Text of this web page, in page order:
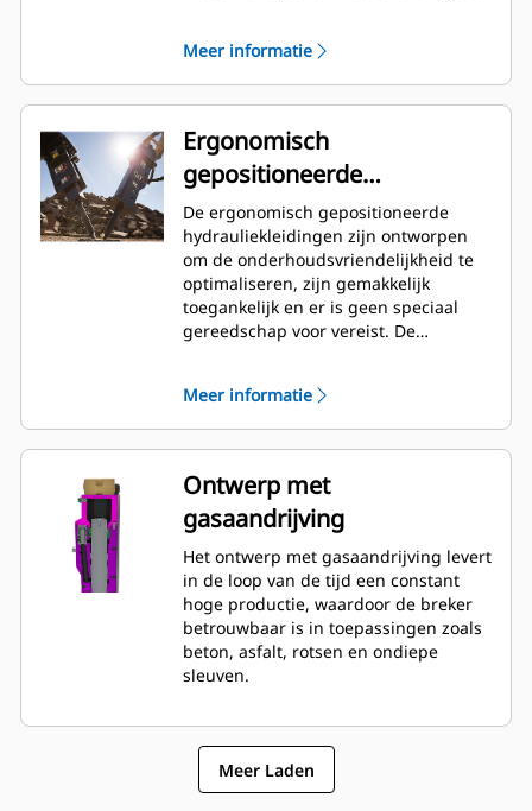
het repareren van nutsvoorzieningen.
Meer informatie
Ergonomisch
gepositioneerde
hydrauliekleidingen
De ergonomisch gepositioneerde
hydrauliekleidingen zijn ontworpen
om de onderhoudsvriendelijkheid te
optimaliseren, zijn gemakkelijk
toegankelijk en er is geen speciaal
gereedschap voor vereist. De
vuil tijdens botsingen en biedt plaats
aan gereedschappen voor
onderhouds- en
reparatiewerkzaamheden. De
hydrauliekleidingen en tegendruk
kunnen worden gecontroleerd en
geladen terwijl de breker op de
machine is gemonteerd, zodat de
toestand van de breker snel kan
worden gecontroleerd.
Meer informatie
Ontwerp met
gasaandrijving
Het ontwerp met gasaandrijving levert
in de loop van de tijd een constant
hoge productie, waardoor de breker
betrouwbaar is in toepassingen zoals
beton, asfalt, rotsen en ondiepe
sleuven.
Meer Laden